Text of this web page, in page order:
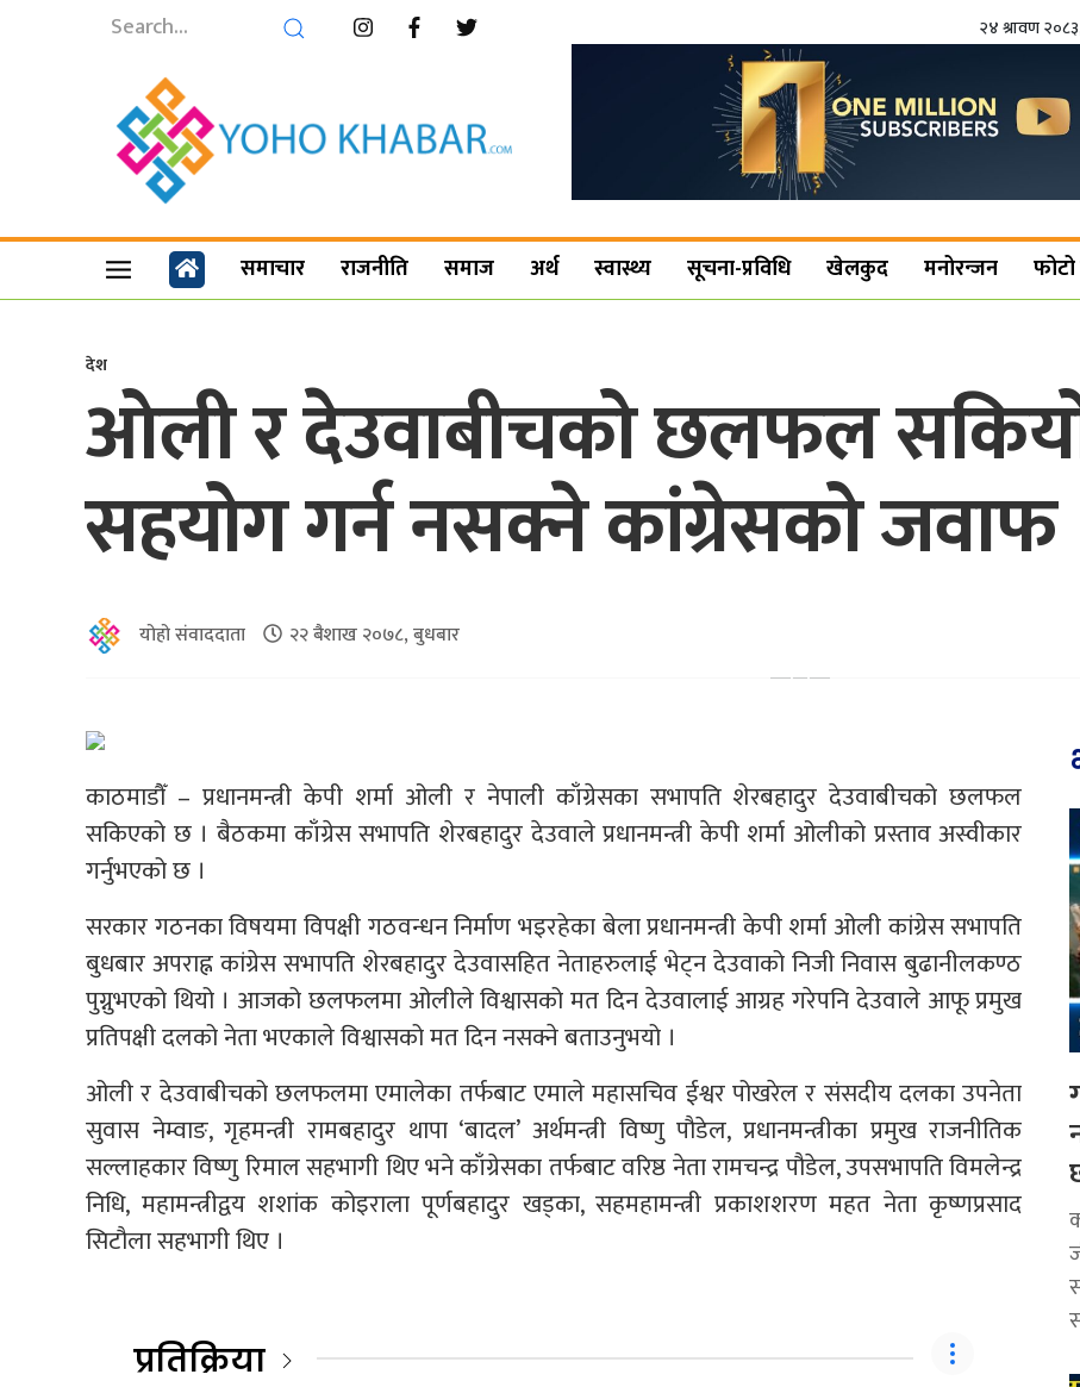
२४ श्रावण
समाचार राजनीति समाज अर्थ स्वास्थ्य सूचना-प्रविधि खेलकुद मनोरन्जन
देश
ओली र देउवाबीचको छलफल
सहयोग गर्न नसक्ने कांग्रेसको जवाफ
योहो संवाददाता २२ बैशाख २०७८, बुधबार
काठमाडौँ – प्रधानमन्त्री केपी शर्मा ओली र नेपाली काँग्रेसका सभापति शेरबहादुर देउवाबीचको छलफल
सकिएको छ । बैठकमा काँग्रेस सभापति शेरबहादुर देउवाले प्रधानमन्त्री केपी शर्मा ओलीको प्रस्ताव अस्वीकार
गर्नुभएको छ ।
सरकार गठनका विषयमा विपक्षी गठवन्धन निर्माण भइरहेका बेला प्रधानमन्त्री केपी शर्मा ओली कांग्रेस सभापति
बुधबार अपराह्न कांग्रेस सभापति शेरबहादुर देउवासहित नेताहरुलाई भेट्न देउवाको निजी निवास बुढानीलकण्ठ
पुग्नुभएको थियो । आजको छलफलमा ओलीले विश्वासको मत दिन देउवालाई आग्रह गरेपनि देउवाले आफू प्रमुख
प्रतिपक्षी दलको नेता भएकाले विश्वासको मत दिन नसक्ने बताउनुभयो ।
ओली र देउवाबीचको छलफलमा एमालेका तर्फबाट एमाले महासचिव ईश्वर पोखरेल र संसदीय दलका उपनेता
सुवास नेम्वाङ, गृहमन्त्री रामबहादुर थापा ‘बादल’ अर्थमन्त्री विष्णु पौडेल, प्रधानमन्त्रीका प्रमुख राजनीतिक
सल्लाहकार विष्णु रिमाल सहभागी थिए भने काँग्रेसका तर्फबाट वरिष्ठ नेता रामचन्द्र पौडेल, उपसभापति विमलेन्द्र
निधि, महामन्त्रीद्वय शशांक कोइराला पूर्णबहादुर खड्का, सहमहामन्त्री प्रकाशशरण महत नेता कृष्णप्रसाद
सिटौला सहभागी थिए ।
प्रतिक्रिया